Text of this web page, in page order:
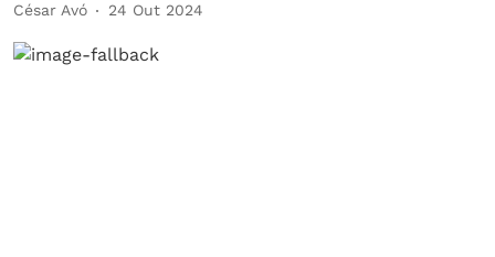
César Avó 24 Out 2024